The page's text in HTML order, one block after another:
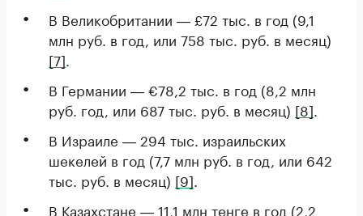
В Великобритании ― £72 тыс. в год (9,1
млн руб. в год, или 758 тыс. руб. в месяц)
[7]
В Германии ― €78,2 тыс. в год (8,2 млн
руб. год, или 687 тыс. руб. в месяц) [8]
В Израиле ― 294 тыс. израильских
шекелей в год (7,7 млн руб. в год, или 642
тыс. руб. в месяц) [9]
В Казахстане ― 11,1 млн тенге в год (2,2